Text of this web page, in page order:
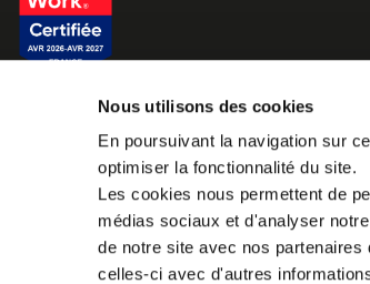
Nous utilisons des cookies
En poursuivant la navigation sur
optimiser la fonctionnalité du site.
Les cookies nous permettent de
médias sociaux et d'analyser
de notre site avec nos
celles-ci avec d'autres